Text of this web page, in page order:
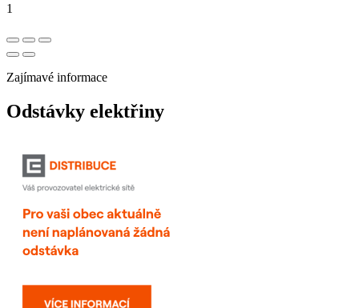
1
Zajímavé informace
Odstávky elektřiny